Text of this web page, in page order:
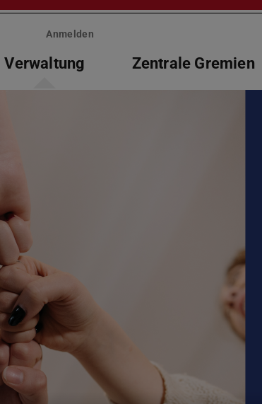
Anmelden
Verwaltung Zentrale Gremien